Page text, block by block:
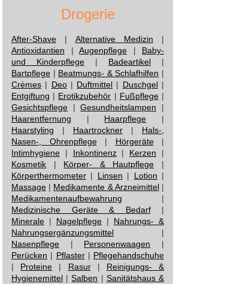
Drogerie
After-Shave | Alternative Medizin |
Antioxidantien | Augenpflege | Baby-
und Kinderpflege | Badeartikel |
Bartpflege | Beatmungs- & Schlafhilfen |
Crèmes | Deo| Duftmittel | Duschgel|
Entgiftung | Erotikzubehör | Fußpflege|
Gesichtspflege |Gesundheitslampen |
Haarentfernung | Haarpflege |
Haarstyling | Haartrockner | Hals-,
Nasen-, Ohrenpflege| Hörgeräte|
Intimhygiene | Inkontinenz| Kerzen |
Kosmetik | Körper- & Hautpflege |
Körperthermometer | Linsen | Lotion |
Massage | Medikamente & Arzneimittel|
Medikamentenaufbewahrung |
Medizinische Geräte & Bedarf|
Minerale | Nagelpflege | Nahrungs- &
Nahrungsergänzungsmittel |
Nasenpflege | Personenwaagen |
Perücken | Pflaster| Pflegehandschuhe
| Proteine | Rasur| Reinigungs- &
Hygienemittel |Salben | Sanitätshaus &